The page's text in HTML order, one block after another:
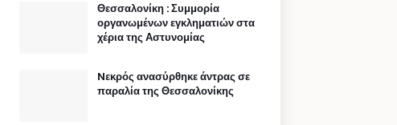
Θεσσαλονίκη : Συμμορία
οργανωμένων εγκληματιών στα
χέρια της Αστυνομίας
Nεκρός ανασύρθηκε άντρας σε
παραλία της Θεσσαλονίκης